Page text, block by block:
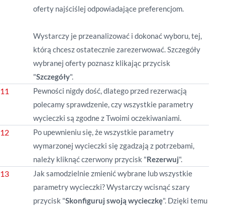
oferty najściślej odpowiadające preferencjom.
Wystarczy je przeanalizować i dokonać wyboru, tej,
którą chcesz ostatecznie zarezerwować. Szczegóły
wybranej oferty poznasz klikając przycisk
"Szczegóły".
Pewności nigdy dość, dlatego przed rezerwacją
polecamy sprawdzenie, czy wszystkie parametry
wycieczki są zgodne z Twoimi oczekiwaniami.
Po upewnieniu się, że wszystkie parametry
wymarzonej wycieczki się zgadzają z potrzebami,
należy kliknąć czerwony przycisk "Rezerwuj".
Jak samodzielnie zmienić wybrane lub wszystkie
parametry wycieczki? Wystarczy wcisnąć szary
przycisk "Skonfiguruj swoją wycieczkę". Dzięki temu